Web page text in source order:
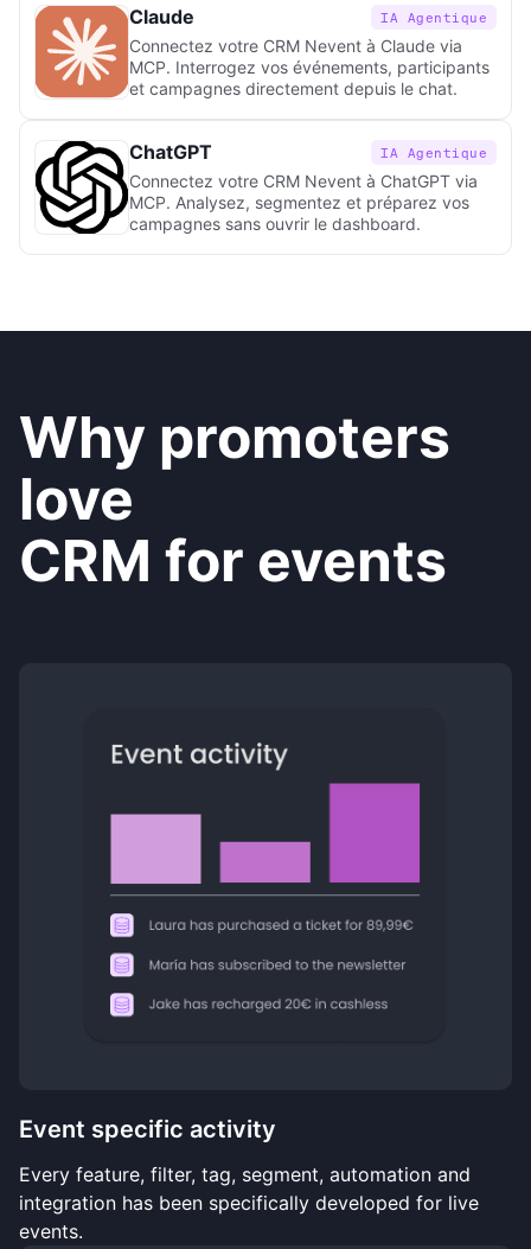
Claude IA Agentique
Connectez votre CRM Nevent à Claude via
MCP. Interrogez vos événements, participants
et campagnes directement depuis le chat.
ChatGPT IA Agentique
Connectez votre CRM Nevent à ChatGPT via
MCP. Analysez, segmentez et préparez vos
campagnes sans ouvrir le dashboard.
Why promoters
love
CRM for events
Event specific activity
Every feature, filter, tag, segment, automation and
integration has been specifically developed for live
events.